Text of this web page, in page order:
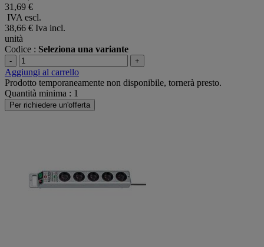
31,69 €
IVA escl.
38,66 € Iva incl.
unità
Codice : Seleziona una variante
- +
Aggiungi al carrello
Prodotto temporaneamente non disponibile, tornerà presto.
Quantità minima : 1
Per richiedere un'offerta